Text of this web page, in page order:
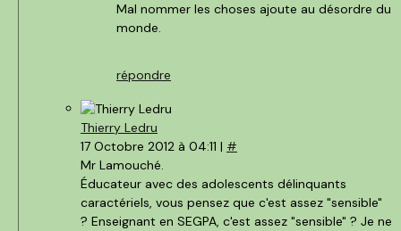
Mal nommer les choses ajoute au désordre du
monde.
répondre
Thierry Ledru
17 Octobre 2012 à 04:11 | #
Mr Lamouché.
Éducateur avec des adolescents délinquants
caractériels, vous pensez que c'est assez "sensible"
? Enseignant en SEGPA, c'est assez "sensible" ? Je ne